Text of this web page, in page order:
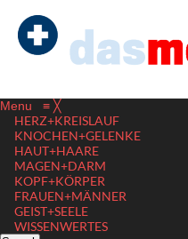
Menu ≡ ╳
HERZ+KREISLAUF
KNOCHEN+GELENKE
HAUT+HAARE
MAGEN+DARM
KOPF+KÖRPER
FRAUEN+MÄNNER
GEIST+SEELE
WISSENWERTES